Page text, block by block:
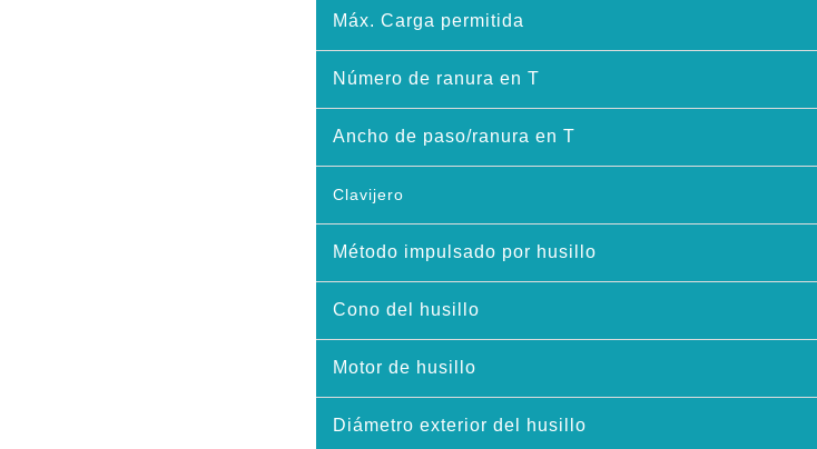
Máx. Carga permitida
Número de ranura en T
Ancho de paso/ranura en T
Clavijero
Método impulsado por husillo
Cono del husillo
Motor de husillo
Diámetro exterior del husillo